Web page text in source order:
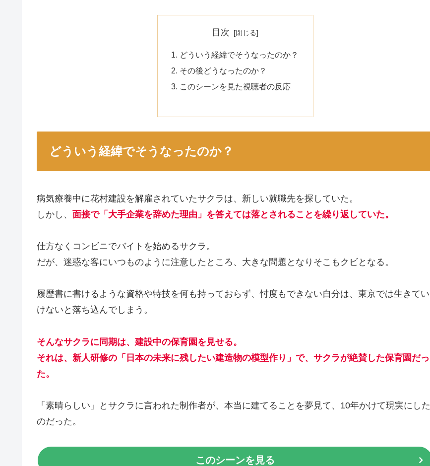
目次
どういう経緯でそうなったのか？
その後どうなったのか？
このシーンを見た視聴者の反応
どういう経緯でそうなったのか？
病気療養中に花村建設を解雇されていたサクラは、新しい就職先を探していた。
しかし、 面接で「大手企業を辞めた理由」を答えては落とされることを繰り返していた。
仕方なくコンビニでバイトを始めるサクラ。
だが、迷惑な客にいつものように注意したところ、大きな問題となりそこもクビとなる。
履歴書に書けるような資格や特技を何も持っておらず、忖度もできない自分は、東京では生きてい
けないと落ち込んでしまう。
そんなサクラに同期は、建設中の保育園を見せる。
それは、新人研修の「日本の未来に残したい建造物の模型作り」で、サクラが絶賛した保育園だっ
た。
「素晴らしい」とサクラに言われた制作者が、本当に建てることを夢見て、10年かけて現実にした
のだった。
このシーンを見る